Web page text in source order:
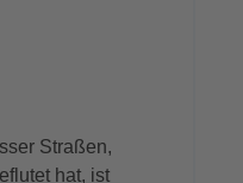
Straßen,
hat, ist